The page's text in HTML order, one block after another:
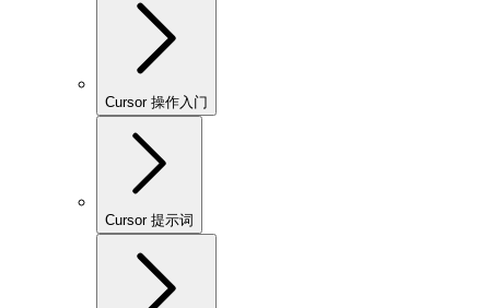
Cursor 操作入门
Cursor 提示词